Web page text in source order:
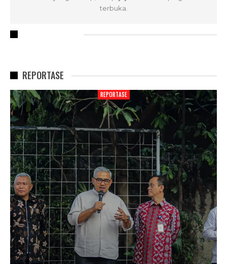
terbuka.
REPORTASE
REPORTASE